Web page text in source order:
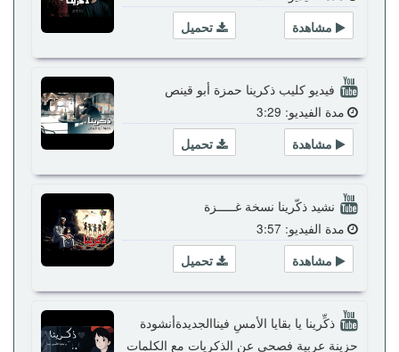
تحميل
مشاهدة
فيديو كليب ذكرينا حمزة أبو قينص
مدة الفيديو: 3:29
تحميل
مشاهدة
نشيد ذكّرينا نسخة غـــــزة
مدة الفيديو: 3:57
تحميل
مشاهدة
ذكِّرينا يا بقايا الأمسِ فيناالجديدةأنشودة
حزينة عربية فصحى عن الذكريات مع الكلمات